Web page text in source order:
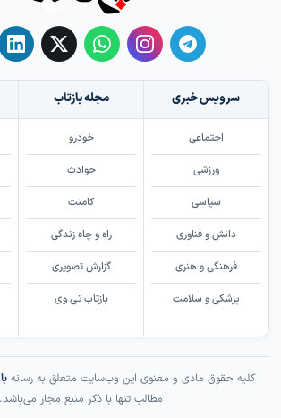
سرویس خبری
اجتماعی
ورزشی
سیاسی
دانش و فناوری
فرهنگی و هنری
پزشکی و سلامت
مجله بازتاب
خودرو
حوادث
کامنت
راه و چاه زندگی
گزارش تصویری
بازتاب تی وی
کلیه حقوق مادی و معنوی این وب‌سایت متعلق به رسانه
مطالب تنها با ذکر منبع مجاز می‌باشد.